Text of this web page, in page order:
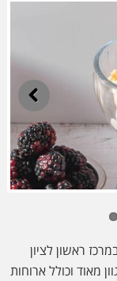
ראשון לציון
מאוד וכולל ארוחות